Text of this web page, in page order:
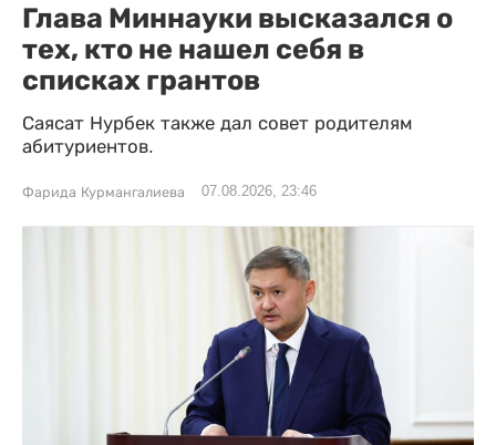
Глава Миннауки высказался о
тех, кто не нашел себя в
списках грантов
Саясат Нурбек также дал совет родителям
абитуриентов.
Фарида Курмангалиева 07.08.2026, 23:46